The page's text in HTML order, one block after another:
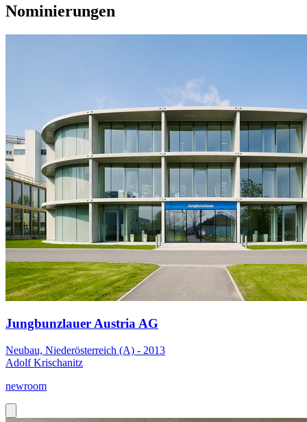
Nominierungen
Jungbunzlauer Austria AG
Neubau, Niederösterreich (A) - 2013
Adolf Krischanitz
newroom